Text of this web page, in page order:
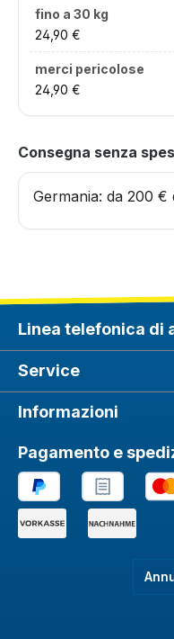
24,90 €
24,90 €
Consegna senza
Germania: da 200 €
Linea telefonica di
Service
Informazioni
Pagamento e